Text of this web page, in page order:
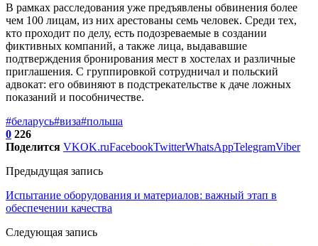
В рамках расследования уже предъявлены обвинения более
чем 100 лицам, из них арестованы семь человек. Среди тех,
кто проходит по делу, есть подозреваемые в создании
фиктивных компаний, а также лица, выдававшие
подтверждения бронирования мест в хостелах и различные
приглашения. С группировкой сотрудничал и польский
адвокат: его обвиняют в подстрекательстве к даче ложных
показаний и пособничестве.
#беларусь#виза#польша
0 226
Поделится VKOK.ruFacebookTwitterWhatsAppTelegramViber
Предыдущая запись
Испытание оборудования и материалов: важный этап в
обеспечении качества
Следующая запись